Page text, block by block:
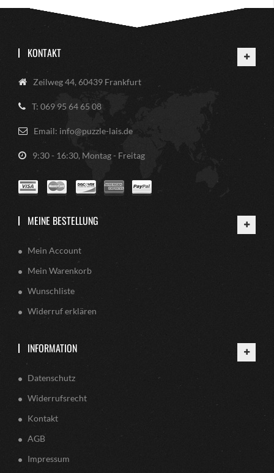
KONTAKT
Zeilweg 44, 60439 Frankfurt
T: 069 95 64 65 08
Email: info@puzzle-lais.de
9:30 - 16:30, Montag - Freitag
MEINE BESTELLUNG
Mein Account
Mein Warenkorb
Wunschliste
Widerruf erklären
INFORMATION
Datenschutz
Widerrufsrecht
Kontakt
AGB
Impressum